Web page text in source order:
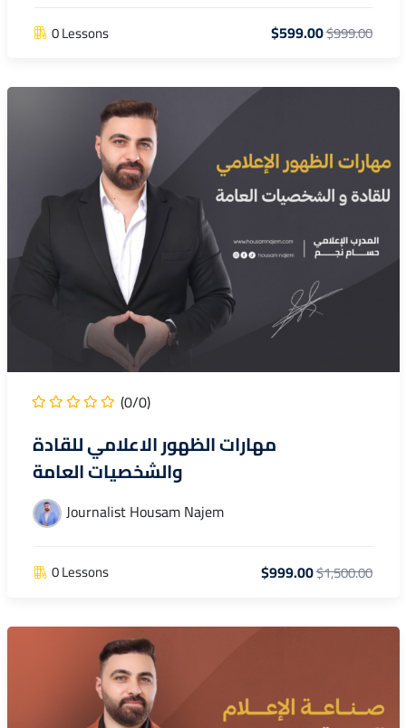
0 Lessons $599.00$999.00
(0/0)
مهارات الظهور الاعلامي للقادة
والشخصيات العامة
Journalist Housam Najem
0 Lessons $999.00$1,500.00